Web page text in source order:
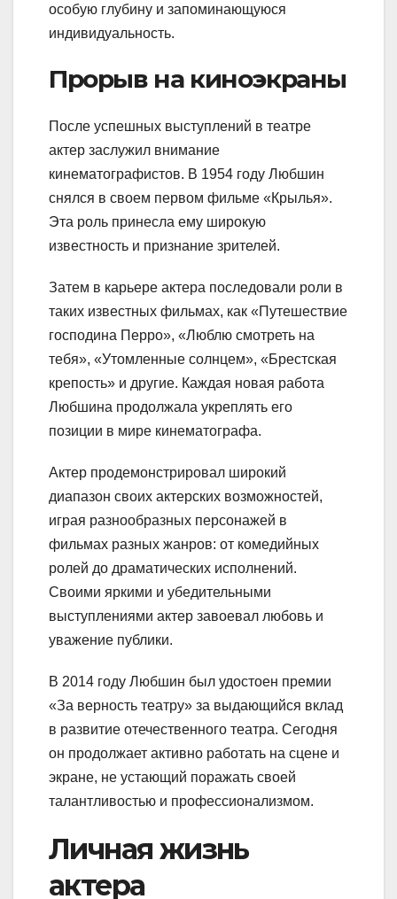
особую глубину и запоминающуюся
индивидуальность.
Прорыв на киноэкраны
После успешных выступлений в театре
актер заслужил внимание
кинематографистов. В 1954 году Любшин
снялся в своем первом фильме «Крылья».
Эта роль принесла ему широкую
известность и признание зрителей.
Затем в карьере актера последовали роли в
таких известных фильмах, как «Путешествие
господина Перро», «Люблю смотреть на
тебя», «Утомленные солнцем», «Брестская
крепость» и другие. Каждая новая работа
Любшина продолжала укреплять его
позиции в мире кинематографа.
Актер продемонстрировал широкий
диапазон своих актерских возможностей,
играя разнообразных персонажей в
фильмах разных жанров: от комедийных
ролей до драматических исполнений.
Своими яркими и убедительными
выступлениями актер завоевал любовь и
уважение публики.
В 2014 году Любшин был удостоен премии
«За верность театру» за выдающийся вклад
в развитие отечественного театра. Сегодня
он продолжает активно работать на сцене и
экране, не устающий поражать своей
талантливостью и профессионализмом.
Личная жизнь
актера